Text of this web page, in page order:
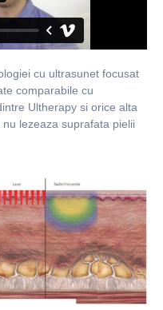
cu ultrasunet focusat
comparabile cu
Ultherapy si orice alta
lezeaza suprafata pielii